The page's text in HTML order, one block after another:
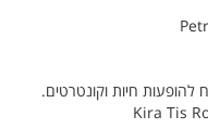
להופעות חיות וקונטרטים.